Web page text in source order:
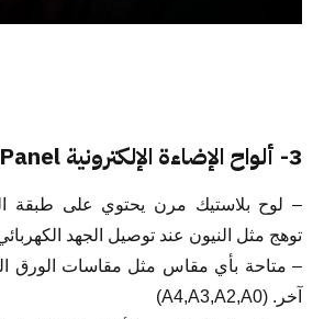
3- ألواح الإضاءة الإلكترونية EL Panel
– لوح بلاستيك مرن يحتوي على طبقة
توهج مثل النيون عند توصيل الجهد
– متاحة بأي مقاس مثل مقاسات الورق
آخر. (A4,A3,A2,A0)